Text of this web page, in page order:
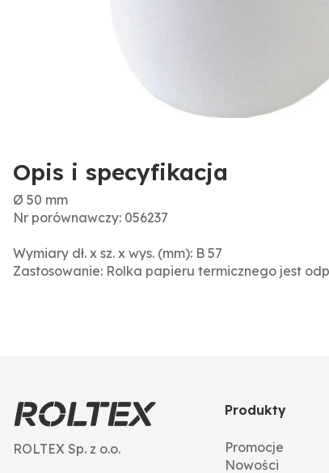
Opis i specyfikacja
Ø 50 mm
Nr porównawczy: 056237
Wymiary dł. x sz. x wys. (mm): B 57
Zastosowanie: Rolka papieru termicznego jest
ROLTEX Sp. z o.o.
Produkty
Promocje
Nowości